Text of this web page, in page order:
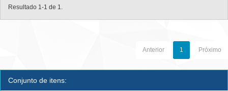
Resultado 1-1 de 1.
Anterior 1 Próximo
Conjunto de itens: